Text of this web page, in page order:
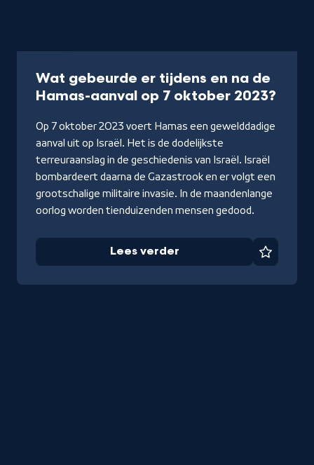
Wat gebeurde er tijdens en na de
Hamas-aanval op 7 oktober 2023?
Op 7 oktober 2023 voert Hamas een gewelddadige
aanval uit op Israël. Het is de dodelijkste
terreuraanslag in de geschiedenis van Israël. Israël
bombardeert daarna de Gazastrook en er volgt een
grootschalige militaire invasie. In de maandenlange
oorlog worden tienduizenden mensen gedood.
Lees verder